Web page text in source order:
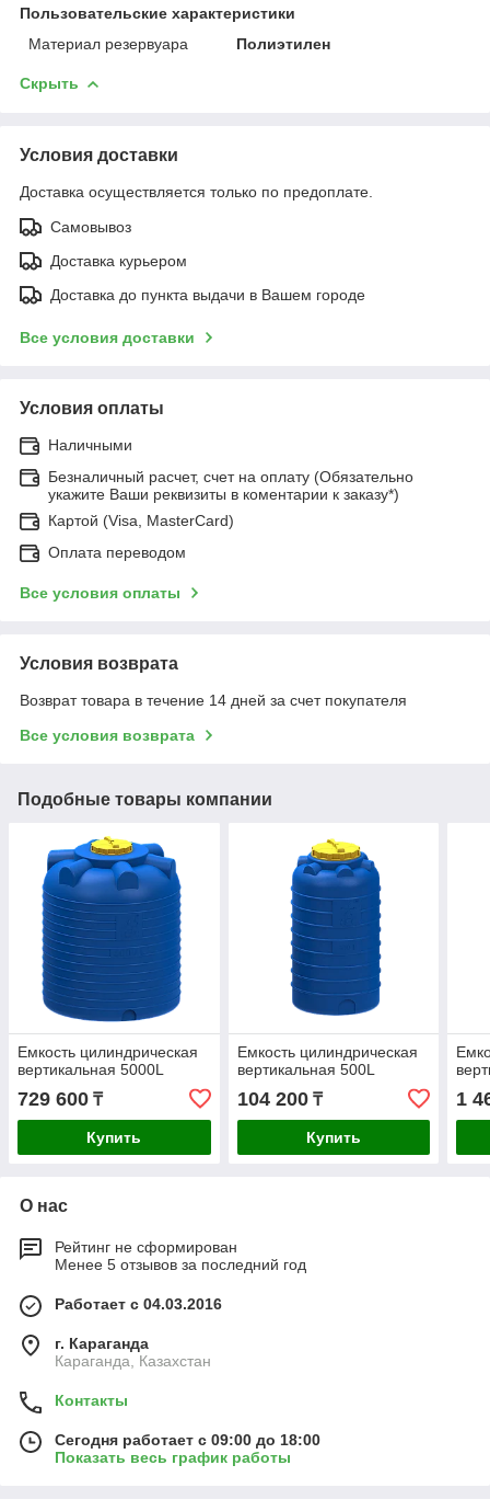
Пользовательские характеристики
Материал резервуара
Полиэтилен
Скрыть
Условия доставки
Доставка осуществляется только по предоплате.
Самовывоз
Доставка курьером
Доставка до пункта выдачи в Вашем городе
Все условия доставки
Условия оплаты
Наличными
Безналичный расчет, счет на оплату (Обязательно
укажите Ваши реквизиты в коментарии к заказу*)
Картой (Visa, MasterCard)
Оплата переводом
Все условия оплаты
Условия возврата
Возврат товара в течение 14 дней за счет покупателя
Все условия возврата
Подобные товары компании
Емкость цилиндрическая
вертикальная 5000L
729 600 ₸
Купить
Емкость цилиндрическая
вертикальная 500L
104 200₸
Купить
1
О нас
Рейтинг не сформирован
Менее 5 отзывов за последний год
Работает с 04.03.2016
г. Караганда
Караганда, Казахстан
Контакты
Сегодня работает с 09:00 до 18:00
Показать весь график работы